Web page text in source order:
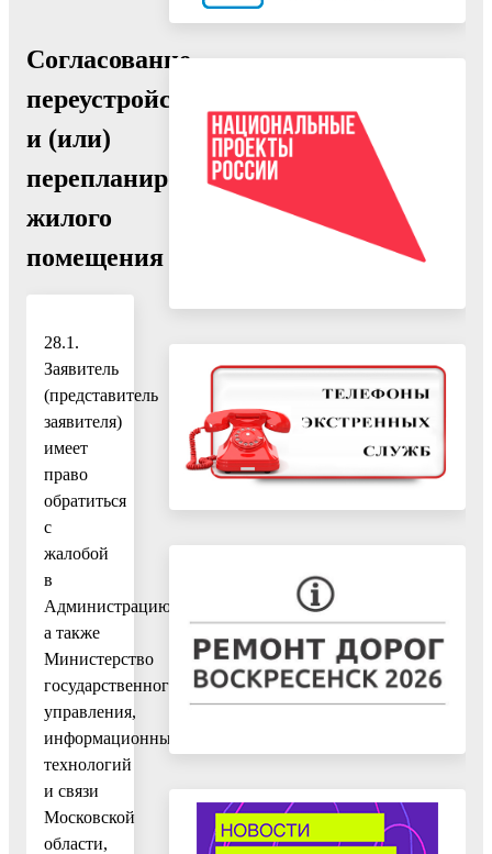
Согласование
переустройства
и (или)
перепланировки
жилого
помещения
28.1.
Заявитель
(представитель
заявителя)
имеет
право
обратиться
с
жалобой
в
Администрацию,
а также
Министерство
государственного
управления,
информационных
технологий
и связи
Московской
области,